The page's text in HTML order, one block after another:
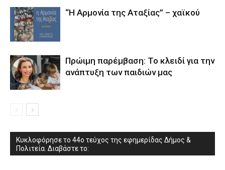
“Η Αρμονία της Αταξίας” – χαϊκού
Πρώιμη παρέμβαση: Το κλειδί για την
ανάπτυξη των παιδιών µας
Κυκλοφόρησε το 44ο τεύχος της εφημερίδας Δήμος &
Πολιτεία. Διαβάστε το: